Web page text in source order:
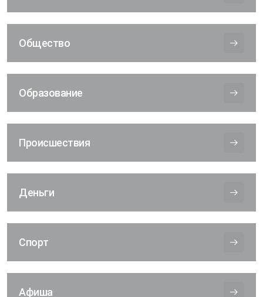
Общество
Образование
Происшествия
Деньги
Спорт
Афиша